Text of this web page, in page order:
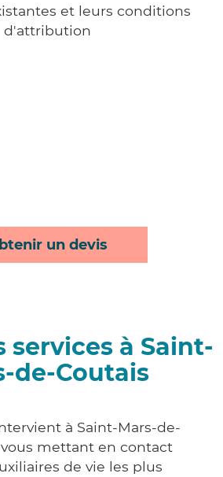
et leurs conditions
d'attribution
un devis
services à Saint-
de-Coutais
à Saint-Mars-de-
mettant en contact
de vie les plus